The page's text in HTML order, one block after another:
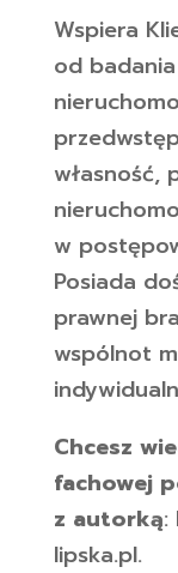
Wspiera
od
własność,
w
Posiada
prawnej
wspólnot
Chcesz
fachowej
z autorką:
lipska.pl.